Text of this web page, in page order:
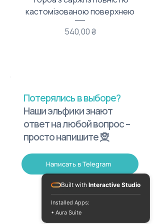
кастомізованою поверхнею
Цена
540,00 ₴
Потерялись в выборе?
Наши эльфики знают
ответ на любой вопрос –
просто напишите 🧝
Написать в Telegram
Built with Interactive Studio
Installed Apps:
• Aura Suite